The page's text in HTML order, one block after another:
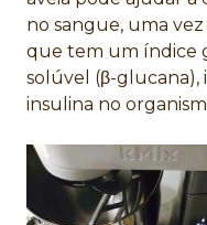
no sangue, uma
que tem um índice
solúvel (β-glucana),
insulina no